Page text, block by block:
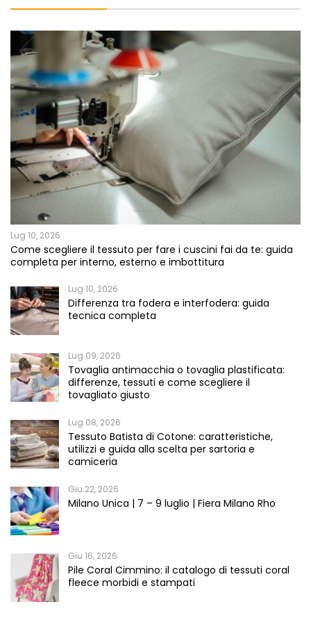
Lug 10, 2026
Come scegliere il tessuto per fare i cuscini fai da te: guida
completa per interno, esterno e imbottitura
Lug 10, 2026
Differenza tra fodera e interfodera: guida
tecnica completa
Lug 09, 2026
Tovaglia antimacchia o tovaglia plastificata:
differenze, tessuti e come scegliere il
tovagliato giusto
Lug 08, 2026
Tessuto Batista di Cotone: caratteristiche,
utilizzi e guida alla scelta per sartoria e
camiceria
Giu 22, 2026
Milano Unica | 7 – 9 luglio | Fiera Milano Rho
Giu 16, 2026
Pile Coral Cimmino: il catalogo di tessuti coral
fleece morbidi e stampati